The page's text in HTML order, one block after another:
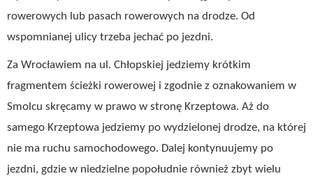
rowerowych lub pasach rowerowych na drodze. Od
wspomnianej ulicy trzeba jechać po jezdni.
Za Wrocławiem na ul. Chłopskiej jedziemy krótkim
fragmentem ścieżki rowerowej i zgodnie z oznakowaniem w
Smolcu skręcamy w prawo w stronę Krzeptowa. Aż do
samego Krzeptowa jedziemy po wydzielonej drodze, na której
nie ma ruchu samochodowego. Dalej kontynuujemy po
jezdni, gdzie w niedzielne popołudnie również zbyt wielu